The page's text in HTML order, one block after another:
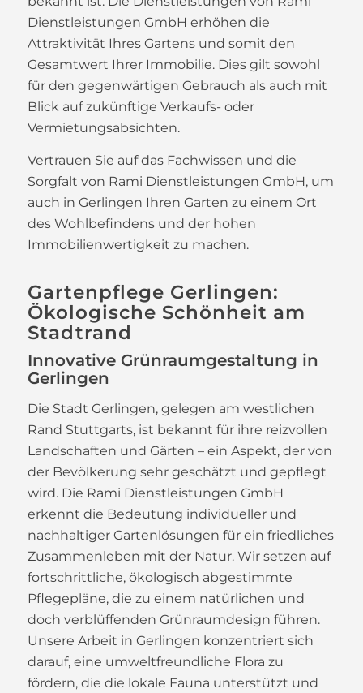
Dienstleistungen GmbH erhöhen die
Attraktivität Ihres Gartens und somit den
Gesamtwert Ihrer Immobilie. Dies gilt sowohl
für den gegenwärtigen Gebrauch als auch mit
Blick auf zukünftige Verkaufs- oder
Vermietungsabsichten.
Vertrauen Sie auf das Fachwissen und die
Sorgfalt von Rami Dienstleistungen GmbH, um
auch in Gerlingen Ihren Garten zu einem Ort
des Wohlbefindens und der hohen
Immobilienwertigkeit zu machen.
Gartenpflege Gerlingen:
Ökologische Schönheit am
Stadtrand
Innovative Grünraumgestaltung in
Gerlingen
Die Stadt Gerlingen, gelegen am westlichen
Rand Stuttgarts, ist bekannt für ihre reizvollen
Landschaften und Gärten – ein Aspekt, der von
der Bevölkerung sehr geschätzt und gepflegt
wird. Die Rami Dienstleistungen GmbH
erkennt die Bedeutung individueller und
nachhaltiger Gartenlösungen für ein friedliches
Zusammenleben mit der Natur. Wir setzen auf
fortschrittliche, ökologisch abgestimmte
Pflegepläne, die zu einem natürlichen und
doch verblüffenden Grünraumdesign führen.
Unsere Arbeit in Gerlingen konzentriert sich
darauf, eine umweltfreundliche Flora zu
fördern, die die lokale Fauna unterstützt und